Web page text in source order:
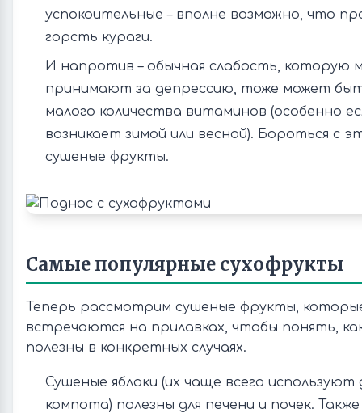
успокоительные – вполне возможно, что
горсть кураги.
И напротив – обычная слабость, которую
принимают за депрессию, тоже может
малого количества витаминов (особенно
возникает зимой или весной). Бороться с
сушеные фрукты.
Самые популярные сухофрукты
Теперь рассмотрим сушеные фрукты,
встречаются на прилавках, чтобы понять,
полезны в конкретных случаях.
Сушеные яблоки (их чаще всего используют
компота) полезны для печени и почек.